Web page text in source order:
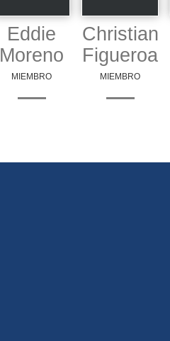
Eddie
Moreno
MIEMBRO
Christian
Figueroa
MIEMBRO